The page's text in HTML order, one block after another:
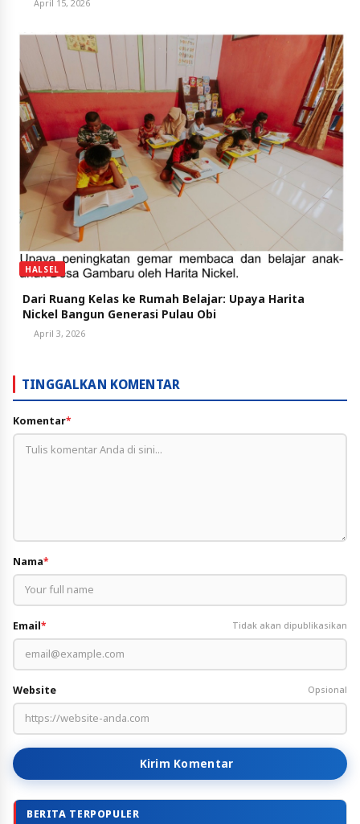
April 15, 2026
HALSEL
Dari Ruang Kelas ke Rumah Belajar: Upaya Harita
Nickel Bangun Generasi Pulau Obi
April 3, 2026
TINGGALKAN KOMENTAR
Komentar*
Nama*
Email* Tidak akan dipublikasikan
Website Opsional
Kirim Komentar
BERITA TERPOPULER